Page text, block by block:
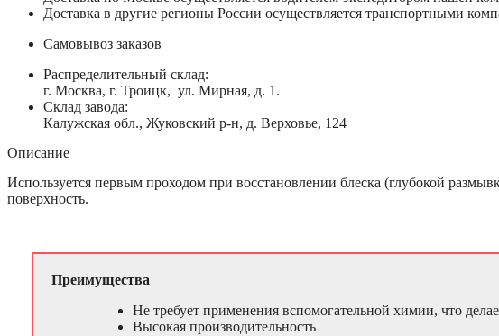
Доставка в другие регионы России осуществляется транспортными
Самовывоз заказов
Распределительный склад:
г. Москва, г. Троицк, ул. Мирная, д. 1.
Склад завода:
Калужская обл., Жуковский р-н, д. Верховье, 124
Описание
Используется первым проходом при восстановлении блеска (глубокой
поверхность.
Преимущества
Не требует применения вспомогательной химии, что
Высокая производительность